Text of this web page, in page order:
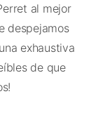
al mejor
despejamos
exhaustiva
de que